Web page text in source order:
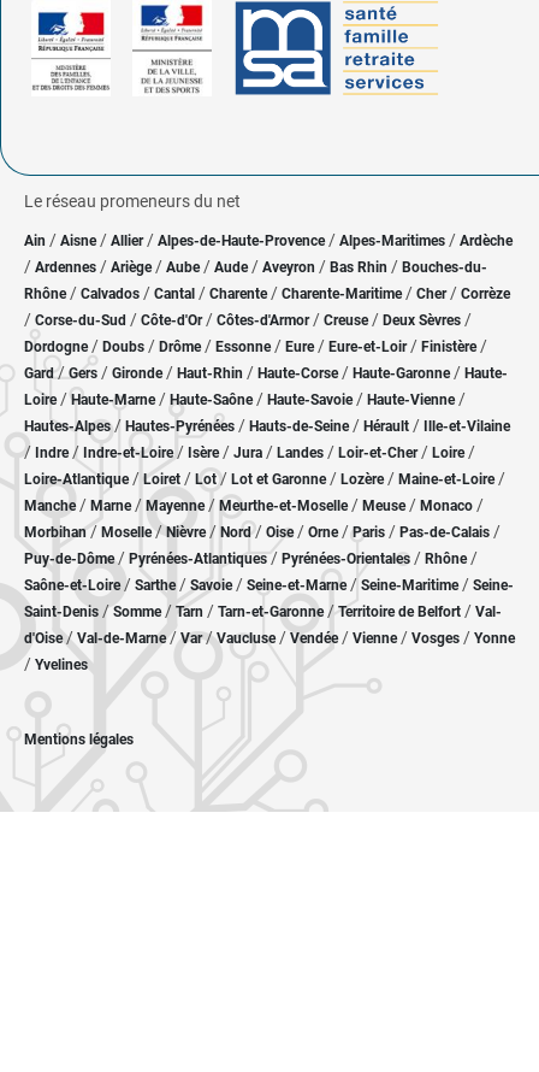
Le réseau promeneurs du net
Ain / Aisne/ Allier/ Alpes-de-Haute-Provence / Alpes-Maritimes / Ardèche
/ Ardennes / Ariège/ Aube/ Aude / Aveyron / Bas Rhin / Bouches-du-
Rhône/ Calvados / Cantal / Charente / Charente-Maritime/ Cher / Corrèze
/ Corse-du-Sud / Côte-d'Or / Côtes-d'Armor/ Creuse/ Deux Sèvres /
Dordogne/ Doubs / Drôme/ Essonne / Eure/ Eure-et-Loir / Finistère/
Gard/Gers / Gironde/ Haut-Rhin / Haute-Corse/ Haute-Garonne/ Haute-
Loire/Haute-Marne/ Haute-Saône/ Haute-Savoie/ Haute-Vienne/
Hautes-Alpes/ Hautes-Pyrénées / Hauts-de-Seine/ Hérault / Ille-et-Vilaine
/ Indre/ Indre-et-Loire/ Isère/ Jura / Landes / Loir-et-Cher/ Loire/
Loire-Atlantique/ Loiret / Lot/ Lot et Garonne/ Lozère / Maine-et-Loire/
Manche/ Marne/ Mayenne/ Meurthe-et-Moselle/ Meuse/ Monaco /
Morbihan/ Moselle/ Nièvre / Nord/ Oise / Orne/Paris / Pas-de-Calais /
Puy-de-Dôme/ Pyrénées-Atlantiques / Pyrénées-Orientales / Rhône/
Saône-et-Loire/ Sarthe/ Savoie/ Seine-et-Marne/ Seine-Maritime/ Seine-
Saint-Denis /Somme/ Tarn / Tarn-et-Garonne/Territoire de Belfort / Val-
d'Oise/ Val-de-Marne/Var/Vaucluse/ Vendée/ Vienne/ Vosges / Yonne
/ Yvelines
Mentions légales